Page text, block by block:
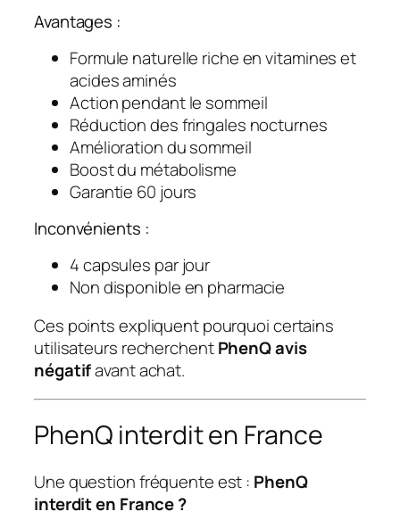
Avantages :
Formule naturelle riche en vitamines et
acides aminés
Action pendant le sommeil
Réduction des fringales nocturnes
Amélioration du sommeil
Boost du métabolisme
Garantie 60 jours
Inconvénients :
4 capsules par jour
Non disponible en pharmacie
Ces points expliquent pourquoi certains
utilisateurs recherchentPhenQ avis
négatifavant achat.
PhenQ interdit en France
Une question fréquente est : PhenQ
interdit en France ?